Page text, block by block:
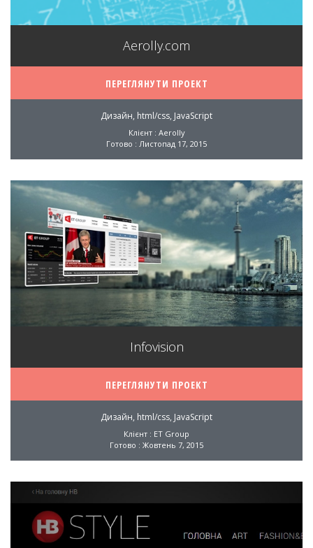
Aerolly.com
ПЕРЕГЛЯНУТИ ПРОЕКТ
Дизайн, html/css, JavaScript
Клієнт : Aerolly
Готово : Листопад 17, 2015
Infovision
ПЕРЕГЛЯНУТИ ПРОЕКТ
Дизайн, html/css, JavaScript
Клієнт : ET Group
Готово : Жовтень 7, 2015